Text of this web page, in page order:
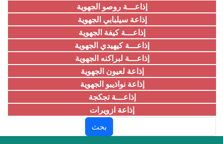
إذاعـــة روصو الجهوية
إذاعة سيلبابي الجهوية
إذاعـــة كيفة الجهوية
إذاعـــة كيهيدي الجهوية
إذاعـــة لبراكنه الجهوية
إذاعة لعيون الجهوية
إذاعة نواذيبو الجهوية
إذاعـــة تجكجة
إذاعة ازويرات